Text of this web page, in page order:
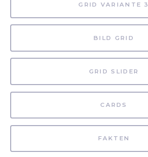
GRID VARIANTE 3
BILD GRID
GRID SLIDER
CARDS
FAKTEN